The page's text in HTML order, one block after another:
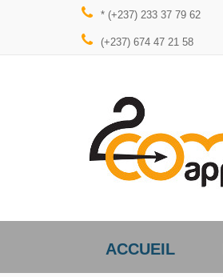
* (+237) 233 37 79 62
(+237) 674 47 21 58
ACCUEIL